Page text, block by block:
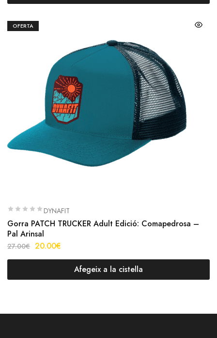
OFERTA
DYNAFIT
Gorra PATCH TRUCKER Adult Edició: Comapedrosa –
Pal Arinsal
27.00€ 20.00€
Afegeix a la cistella